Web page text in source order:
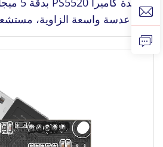
كاميرا ذات مدى ديناميكي
الوجوه